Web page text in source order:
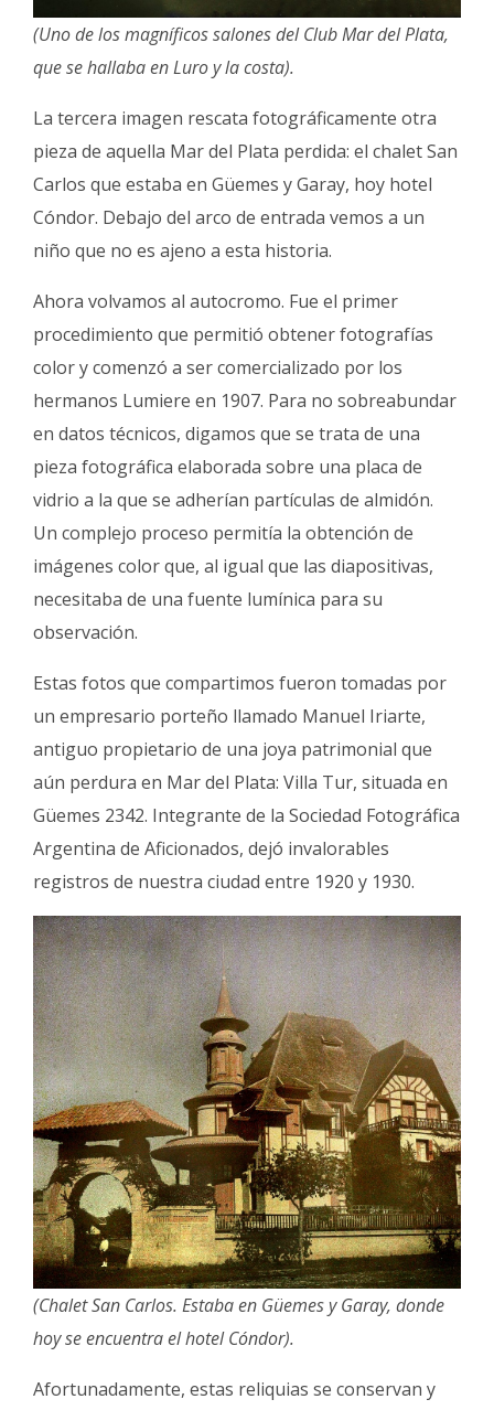
(Uno de los magníficos salones del Club Mar del Plata,
que se hallaba en Luro y la costa).
La tercera imagen rescata fotográficamente otra
pieza de aquella Mar del Plata perdida: el chalet San
Carlos que estaba en Güemes y Garay, hoy hotel
Cóndor. Debajo del arco de entrada vemos a un
niño que no es ajeno a esta historia.
Ahora volvamos al autocromo. Fue el primer
procedimiento que permitió obtener fotografías
color y comenzó a ser comercializado por los
hermanos Lumiere en 1907. Para no sobreabundar
en datos técnicos, digamos que se trata de una
pieza fotográfica elaborada sobre una placa de
vidrio a la que se adherían partículas de almidón.
Un complejo proceso permitía la obtención de
imágenes color que, al igual que las diapositivas,
necesitaba de una fuente lumínica para su
observación.
Estas fotos que compartimos fueron tomadas por
un empresario porteño llamado Manuel Iriarte,
antiguo propietario de una joya patrimonial que
aún perdura en Mar del Plata: Villa Tur, situada en
Güemes 2342. Integrante de la Sociedad Fotográfica
Argentina de Aficionados, dejó invalorables
registros de nuestra ciudad entre 1920 y 1930.
(Chalet San Carlos. Estaba en Güemes y Garay, donde
hoy se encuentra el hotel Cóndor).
Afortunadamente, estas reliquias se conservan y